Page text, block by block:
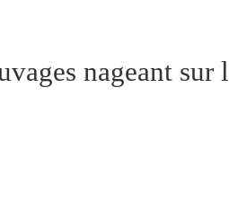
nageant